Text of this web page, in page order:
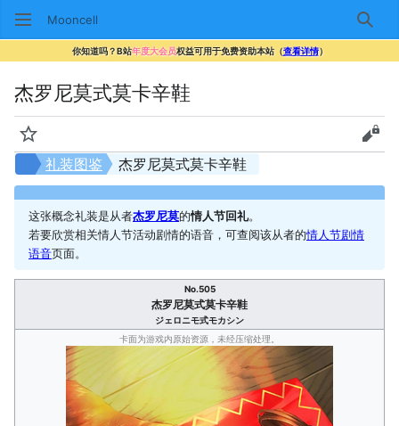
Mooncell 搜索
你知道吗？B站年度大会员权益可用于免费资助本站（查看详情）
杰罗尼莫式莫卡辛鞋
监视 查看
杰罗尼莫式莫卡辛鞋
礼装图鉴
这张概念礼装是从者杰罗尼莫的情人节回礼。
若要欣赏相关情人节活动剧情的语音，可查阅该从者的情人节剧情
语音页面。
No.505
杰罗尼莫式莫卡辛鞋
ジェロニモ式モカシン
卡面为游戏内原始资源，未经压缩处理。